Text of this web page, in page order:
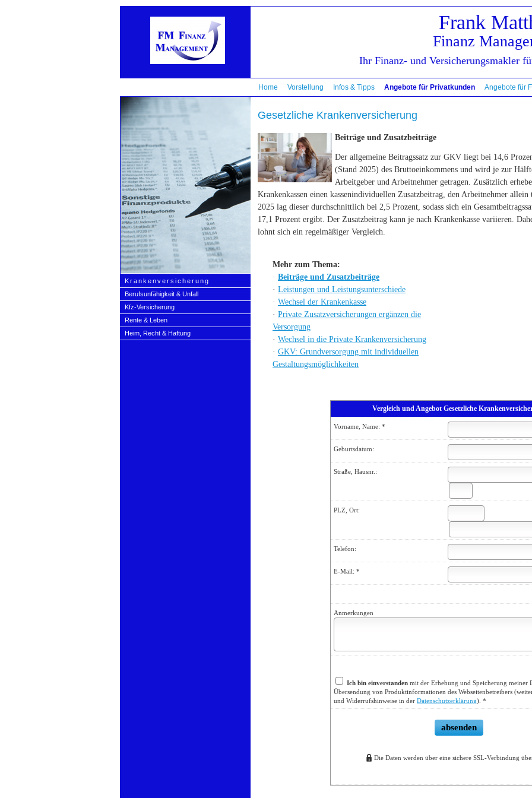
Frank
Finanz
Ihr Finanz- und Ver­sicherungs­makler
Home Vorstellung Infos & Tipps Angebote für Privatkunden
Kranken­ver­si­che­rung
Berufs­unfähig­keit & Unfall
Kfz-Versicherung
Rente & Leben
Heim, Recht & Haftung
Angebote für
Gesetzliche Kranken­ver­si­che­rung
Beiträge und Zusatzbeiträge
Der allgemeine Beitragssatz zur GKV liegt bei 14,6
(Stand 2025) des Bruttoeinkommens und wird je zur
Arbeitgeber und Arbeitnehmer getragen. Zusätzlich
Krankenkassen einen kassenindividuellen Zusatzbeitrag, den Arbeitnehmer allein
2025 lag dieser durchschnittlich bei 2,5 Prozent, sodass sich ein
17,1 Prozent ergibt. Der Zusatzbeitrag kann je nach Krankenkasse variieren.
lohnt sich ein regelmäßiger Vergleich.
Mehr zum Thema:
· Beiträge und Zusatzbeiträge
· Leistungen und Leistungsunterschiede
· Wechsel der Krankenkasse
· Private Zusatzversicherungen ergänzen die
Versorgung
· Wechsel in die Private Kranken­ver­si­che­rung
· GKV: Grundversorgung mit individuellen
Gestaltungsmöglichkeiten
Vergleich und Angebot Gesetzliche
Vorname, Name: *
Geburts­datum:
Straße, Hausnr.:
PLZ, Ort:
Telefon:
E-Mail: *
Anmerkungen
Ich bin einverstanden mit der Erhebung und Speicherung meiner
Übersendung von Produktinformationen des Webseitenbetreibers
und Widerrufshinweise in der Datenschutzerklärung). *
absenden
Die Daten werden über eine sichere SSL-Verbindung